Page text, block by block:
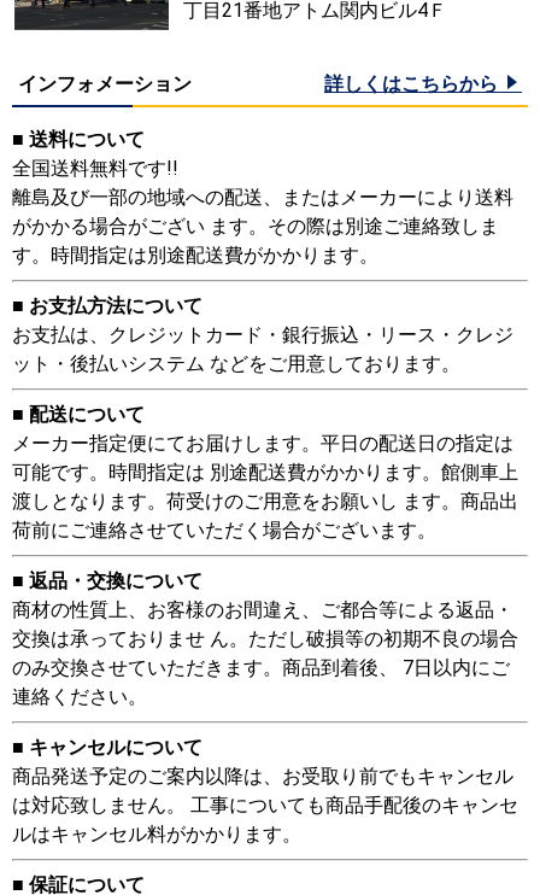
丁目21番地アトム関内ビル4Ｆ
インフォメーション 詳しくはこちらから
■ 送料について
全国送料無料です!!
離島及び一部の地域への配送、またはメーカーにより送料
がかかる場合がござい ます。その際は別途ご連絡致しま
す。時間指定は別途配送費がかかります。
■ お支払方法について
お支払は、クレジットカード・銀行振込・リース・クレジ
ット・後払いシステム などをご用意しております。
■ 配送について
メーカー指定便にてお届けします。平日の配送日の指定は
可能です。時間指定は 別途配送費がかかります。館側車上
渡しとなります。荷受けのご用意をお願いし ます。商品出
荷前にご連絡させていただく場合がございます。
■ 返品・交換について
商材の性質上、お客様のお間違え、ご都合等による返品・
交換は承っておりませ ん。ただし破損等の初期不良の場合
のみ交換させていただきます。商品到着後、 7日以内にご
連絡ください。
■ キャンセルについて
商品発送予定のご案内以降は、お受取り前でもキャンセル
は対応致しません。 工事についても商品手配後のキャンセ
ルはキャンセル料がかかります。
■ 保証について